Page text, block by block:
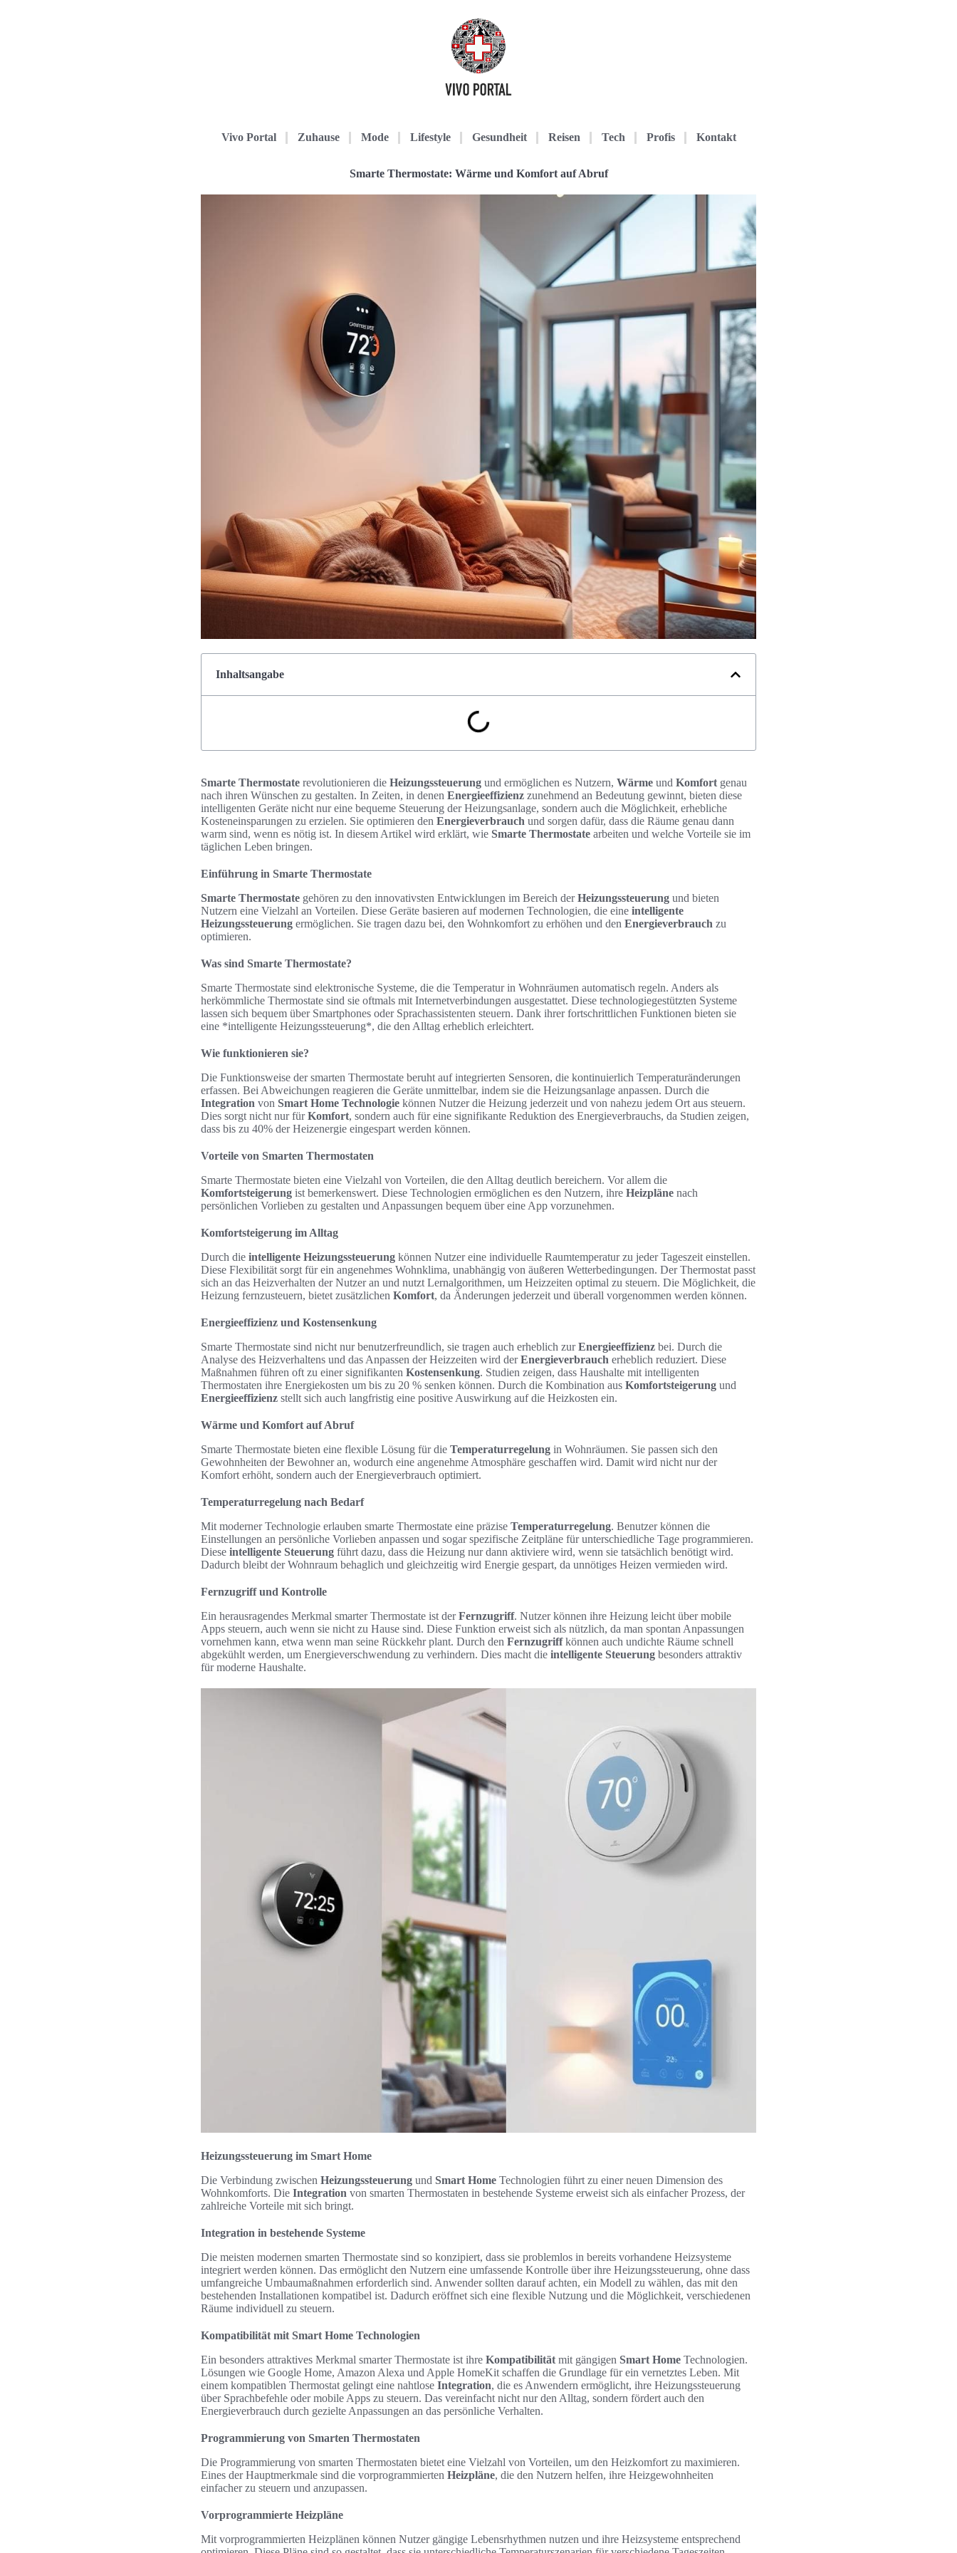
Vivo Portal Zuhause Mode Lifestyle Gesundheit Reisen Tech Profis Kontakt
Smarte Thermostate: Wärme und Komfort auf Abruf
Inhaltsangabe
Smarte Thermostate revolutionieren die Heizungssteuerung und ermöglichen es Nutzern, Wärme und Komfort genau
nach ihren Wünschen zu gestalten. In Zeiten, in denen Energieeffizienz zunehmend an Bedeutung gewinnt, bieten diese
intelligenten Geräte nicht nur eine bequeme Steuerung der Heizungsanlage, sondern auch die Möglichkeit, erhebliche
Kosteneinsparungen zu erzielen. Sie optimieren den Energieverbrauch und sorgen dafür, dass die Räume genau dann
warm sind, wenn es nötig ist. In diesem Artikel wird erklärt, wie Smarte Thermostate arbeiten und welche Vorteile sie im
täglichen Leben bringen.
Einführung in Smarte Thermostate
Smarte Thermostate gehören zu den innovativsten Entwicklungen im Bereich derHeizungssteuerung und bieten
Nutzern eine Vielzahl an Vorteilen. Diese Geräte basieren auf modernen Technologien, die eine intelligente
Heizungssteuerung ermöglichen. Sie tragen dazu bei, den Wohnkomfort zu erhöhen und den Energieverbrauch zu
optimieren.
Was sind Smarte Thermostate?
Smarte Thermostate sind elektronische Systeme, die die Temperatur in Wohnräumen automatisch regeln. Anders als
herkömmliche Thermostate sind sie oftmals mit Internetverbindungen ausgestattet. Diese technologiegestützten Systeme
lassen sich bequem über Smartphones oder Sprachassistenten steuern. Dank ihrer fortschrittlichen Funktionen bieten sie
eine *intelligente Heizungssteuerung*, die den Alltag erheblich erleichtert.
Wie funktionieren sie?
Die Funktionsweise der smarten Thermostate beruht auf integrierten Sensoren, die kontinuierlich Temperaturänderungen
erfassen. Bei Abweichungen reagieren die Geräte unmittelbar, indem sie die Heizungsanlage anpassen. Durch die
Integration von Smart Home Technologie können Nutzer die Heizung jederzeit und von nahezu jedem Ort aus steuern.
Dies sorgt nicht nur fürKomfort, sondern auch für eine signifikante Reduktion des Energieverbrauchs, da Studien zeigen,
dass bis zu 40% der Heizenergie eingespart werden können.
Vorteile von Smarten Thermostaten
Smarte Thermostate bieten eine Vielzahl von Vorteilen, die den Alltag deutlich bereichern. Vor allem die
Komfortsteigerung ist bemerkenswert. Diese Technologien ermöglichen es den Nutzern, ihre Heizpläne nach
persönlichen Vorlieben zu gestalten und Anpassungen bequem über eine App vorzunehmen.
Komfortsteigerung im Alltag
Durch die intelligente Heizungssteuerung können Nutzer eine individuelle Raumtemperatur zu jeder Tageszeit einstellen.
Diese Flexibilität sorgt für ein angenehmes Wohnklima, unabhängig von äußeren Wetterbedingungen. Der Thermostat passt
sich an das Heizverhalten der Nutzer an und nutzt Lernalgorithmen, um Heizzeiten optimal zu steuern. Die Möglichkeit, die
Heizung fernzusteuern, bietet zusätzlichen Komfort, da Änderungen jederzeit und überall vorgenommen werden können.
Energieeffizienz und Kostensenkung
Smarte Thermostate sind nicht nur benutzerfreundlich, sie tragen auch erheblich zurEnergieeffizienz bei. Durch die
Analyse des Heizverhaltens und das Anpassen der Heizzeiten wird derEnergieverbrauch erheblich reduziert. Diese
Maßnahmen führen oft zu einer signifikanten Kostensenkung. Studien zeigen, dass Haushalte mit intelligenten
Thermostaten ihre Energiekosten um bis zu 20 % senken können. Durch die Kombination aus Komfortsteigerung und
Energieeffizienz stellt sich auch langfristig eine positive Auswirkung auf die Heizkosten ein.
Wärme und Komfort auf Abruf
Smarte Thermostate bieten eine flexible Lösung für die Temperaturregelung in Wohnräumen. Sie passen sich den
Gewohnheiten der Bewohner an, wodurch eine angenehme Atmosphäre geschaffen wird. Damit wird nicht nur der
Komfort erhöht, sondern auch der Energieverbrauch optimiert.
Temperaturregelung nach Bedarf
Mit moderner Technologie erlauben smarte Thermostate eine präzise Temperaturregelung. Benutzer können die
Einstellungen an persönliche Vorlieben anpassen und sogar spezifische Zeitpläne für unterschiedliche Tage programmieren.
Diese intelligente Steuerung führt dazu, dass die Heizung nur dann aktiviere wird, wenn sie tatsächlich benötigt wird.
Dadurch bleibt der Wohnraum behaglich und gleichzeitig wird Energie gespart, da unnötiges Heizen vermieden wird.
Fernzugriff und Kontrolle
Ein herausragendes Merkmal smarter Thermostate ist derFernzugriff. Nutzer können ihre Heizung leicht über mobile
Apps steuern, auch wenn sie nicht zu Hause sind. Diese Funktion erweist sich als nützlich, da man spontan Anpassungen
vornehmen kann, etwa wenn man seine Rückkehr plant. Durch den Fernzugriffkönnen auch undichte Räume schnell
abgekühlt werden, um Energieverschwendung zu verhindern. Dies macht die intelligente Steuerung besonders attraktiv
für moderne Haushalte.
Heizungssteuerung im Smart Home
Die Verbindung zwischen Heizungssteuerung und Smart Home Technologien führt zu einer neuen Dimension des
Wohnkomforts. Die Integration von smarten Thermostaten in bestehende Systeme erweist sich als einfacher Prozess, der
zahlreiche Vorteile mit sich bringt.
Integration in bestehende Systeme
Die meisten modernen smarten Thermostate sind so konzipiert, dass sie problemlos in bereits vorhandene Heizsysteme
integriert werden können. Das ermöglicht den Nutzern eine umfassende Kontrolle über ihre Heizungssteuerung, ohne dass
umfangreiche Umbaumaßnahmen erforderlich sind. Anwender sollten darauf achten, ein Modell zu wählen, das mit den
bestehenden Installationen kompatibel ist. Dadurch eröffnet sich eine flexible Nutzung und die Möglichkeit, verschiedenen
Räume individuell zu steuern.
Kompatibilität mit Smart Home Technologien
Ein besonders attraktives Merkmal smarter Thermostate ist ihre Kompatibilität mit gängigen Smart Home Technologien.
Lösungen wie Google Home, Amazon Alexa und Apple HomeKit schaffen die Grundlage für ein vernetztes Leben. Mit
einem kompatiblen Thermostat gelingt eine nahtlose Integration, die es Anwendern ermöglicht, ihre Heizungssteuerung
über Sprachbefehle oder mobile Apps zu steuern. Das vereinfacht nicht nur den Alltag, sondern fördert auch den
Energieverbrauch durch gezielte Anpassungen an das persönliche Verhalten.
Programmierung von Smarten Thermostaten
Die Programmierung von smarten Thermostaten bietet eine Vielzahl von Vorteilen, um den Heizkomfort zu maximieren.
Eines der Hauptmerkmale sind die vorprogrammierten Heizpläne, die den Nutzern helfen, ihre Heizgewohnheiten
einfacher zu steuern und anzupassen.
Vorprogrammierte Heizpläne
Mit vorprogrammierten Heizplänen können Nutzer gängige Lebensrhythmen nutzen und ihre Heizsysteme entsprechend